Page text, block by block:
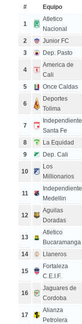
#
Equipo
1
Atletico
Nacional
2 Junior FC
3
Dep. Pasto
4
America de
Cali
5 Once Caldas
6
Deportes
Tolima
7
Independiente
Santa Fe
8 La Equidad
9
Dep. Cali
10
Los
Millionarios
11
Independiente
Medellin
12
Aguilas
Doradas
13
Atletico
Bucaramanga
14 Llaneros
15
Fortaleza
C.E.I.F.
16
Jaguares de
Cordoba
17
Alianza
Petrolera